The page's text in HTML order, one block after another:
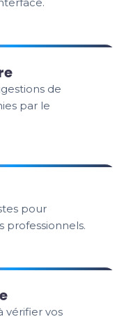
de
par le
pour
professionnels.
vérifier vos